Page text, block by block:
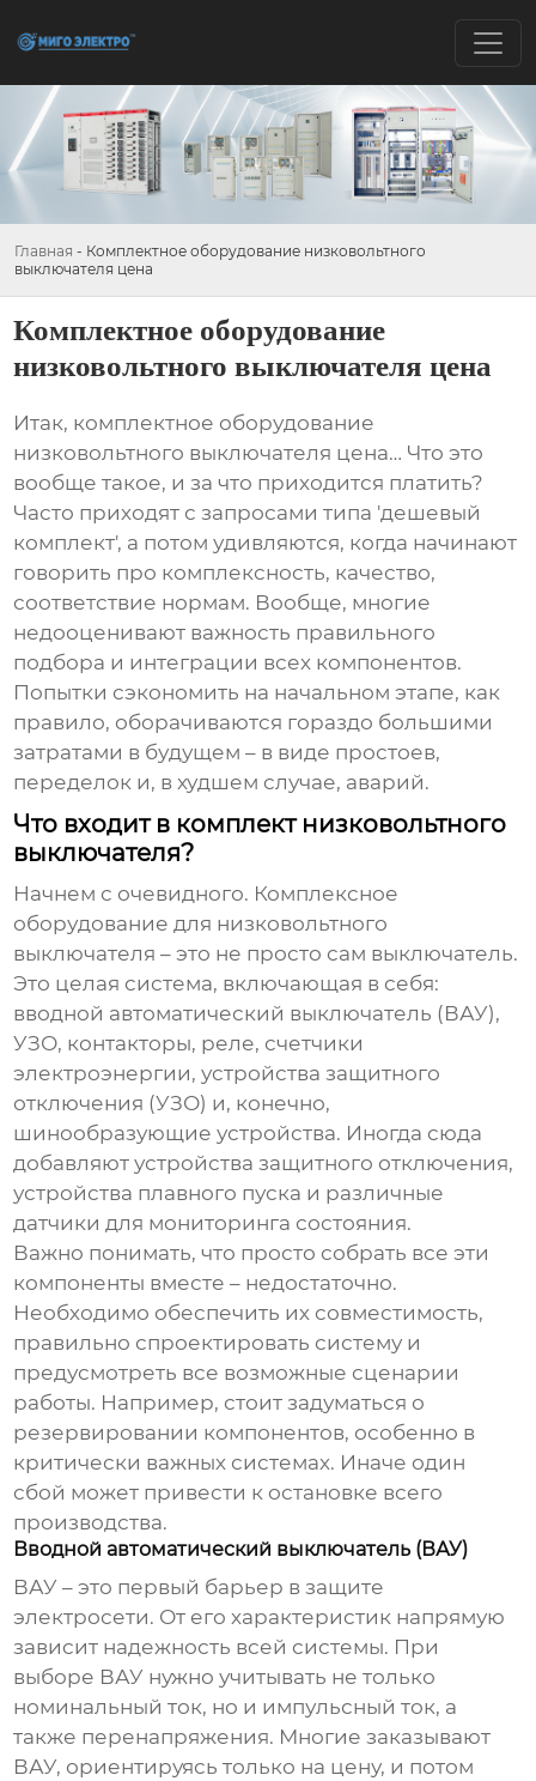
Главная - Комплектное оборудование низковольтного
выключателя цена
Комплектное оборудование
низковольтного выключателя цена
Итак, комплектное оборудование
низковольтного выключателя цена… Что это
вообще такое, и за что приходится платить?
Часто приходят с запросами типа 'дешевый
комплект', а потом удивляются, когда начинают
говорить про комплексность, качество,
соответствие нормам. Вообще, многие
недооценивают важность правильного
подбора и интеграции всех компонентов.
Попытки сэкономить на начальном этапе, как
правило, оборачиваются гораздо большими
затратами в будущем – в виде простоев,
переделок и, в худшем случае, аварий.
Что входит в комплект низковольтного
выключателя?
Начнем с очевидного. Комплексное
оборудование для низковольтного
выключателя – это не просто сам выключатель.
Это целая система, включающая в себя:
вводной автоматический выключатель (ВАУ),
УЗО, контакторы, реле, счетчики
электроэнергии, устройства защитного
отключения (УЗО) и, конечно,
шинообразующие устройства. Иногда сюда
добавляют устройства защитного отключения,
устройства плавного пуска и различные
датчики для мониторинга состояния.
Важно понимать, что просто собрать все эти
компоненты вместе – недостаточно.
Необходимо обеспечить их совместимость,
правильно спроектировать систему и
предусмотреть все возможные сценарии
работы. Например, стоит задуматься о
резервировании компонентов, особенно в
критически важных системах. Иначе один
сбой может привести к остановке всего
производства.
Вводной автоматический выключатель (ВАУ)
ВАУ – это первый барьер в защите
электросети. От его характеристик напрямую
зависит надежность всей системы. При
выборе ВАУ нужно учитывать не только
номинальный ток, но и импульсный ток, а
также перенапряжения. Многие заказывают
ВАУ, ориентируясь только на цену, и потом